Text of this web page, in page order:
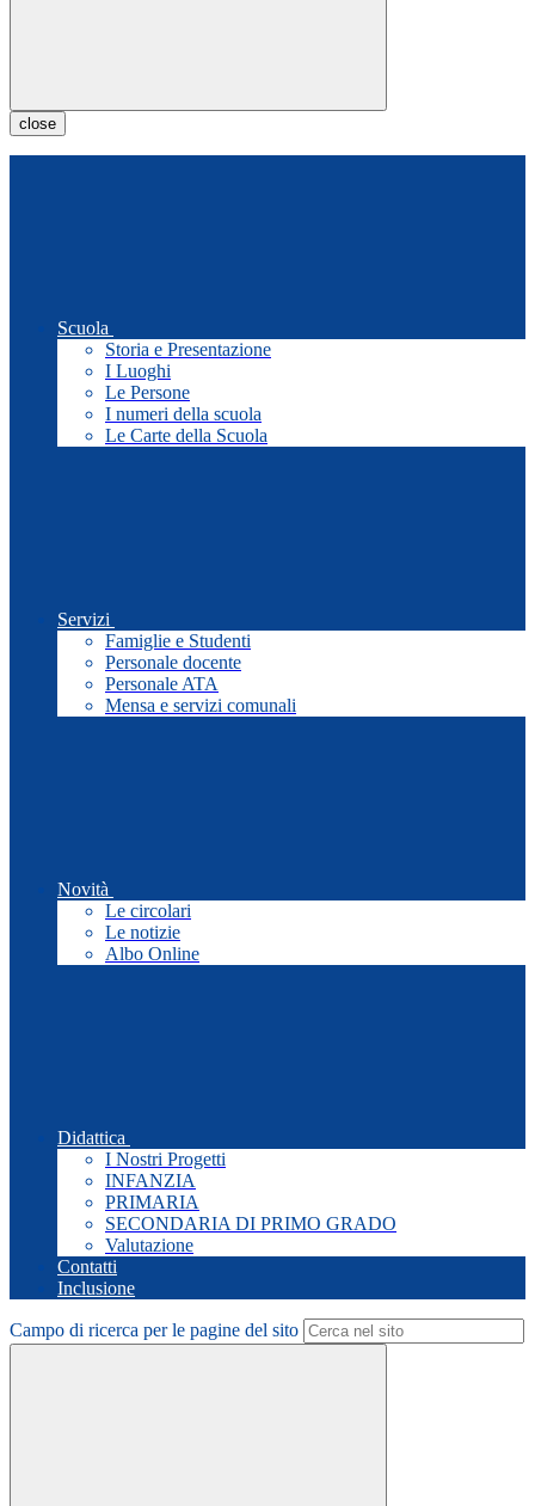
close
Scuola
Storia e Presentazione
I Luoghi
Le Persone
I numeri della scuola
Le Carte della Scuola
Servizi
Famiglie e Studenti
Personale docente
Personale ATA
Mensa e servizi comunali
Novità
Le circolari
Le notizie
Albo Online
Didattica
I Nostri Progetti
INFANZIA
PRIMARIA
SECONDARIA DI PRIMO GRADO
Valutazione
Contatti
Inclusione
Campo di ricerca per le pagine del sito